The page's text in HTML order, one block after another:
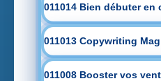
011014 Bien débuter en
011013 Copywriting
011008 Booster vos